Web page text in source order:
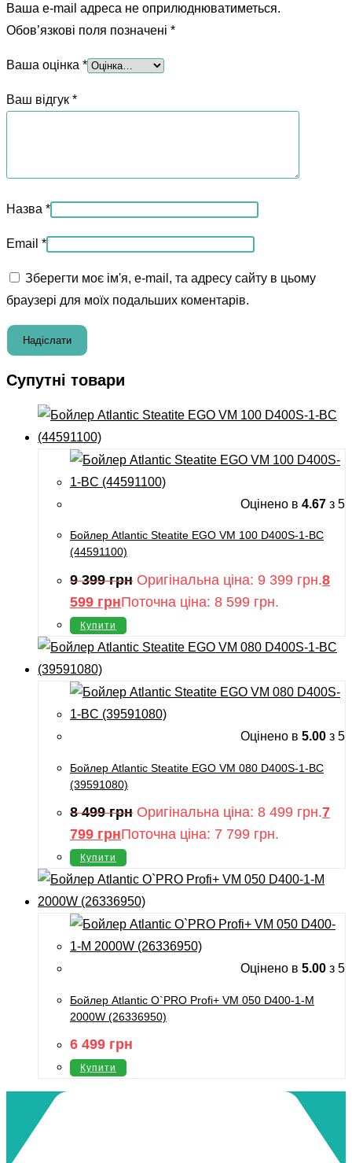
Ваша e-mail адреса не оприлюднюватиметься.
Обов’язкові поля позначені *
Ваша оцінка *
Ваш відгук *
Назва *
Email *
Зберегти моє ім'я, e-mail, та адресу сайту в цьому
браузері для моїх подальших коментарів.
Супутні товари
Оцінено в 4.67 з 5
Бойлер Atlantic Steatite EGO VM 100 D400S-1-BC
(44591100)
9 399грн Оригінальна ціна: 9 399 грн.8
599 грнПоточна ціна: 8 599 грн.
Купити
Оцінено в 5.00 з 5
Бойлер Atlantic Steatite EGO VM 080 D400S-1-BC
(39591080)
8 499грн Оригінальна ціна: 8 499 грн.7
799 грнПоточна ціна: 7 799 грн.
Купити
Оцінено в 5.00 з 5
Бойлер Atlantic O`PRO Profi+ VM 050 D400-1-M
2000W (26336950)
6 499 грн
Купити